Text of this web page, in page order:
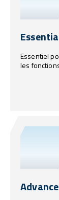
Essentiel
les